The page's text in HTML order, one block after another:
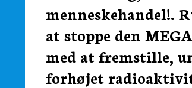
menneskehandel!.
at stoppe den
med at fremstille,
forhøjet